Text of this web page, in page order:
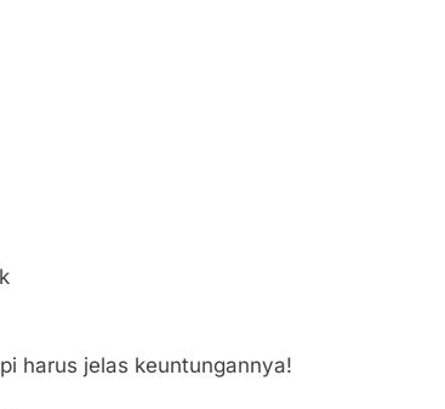
harus jelas keuntungannya!